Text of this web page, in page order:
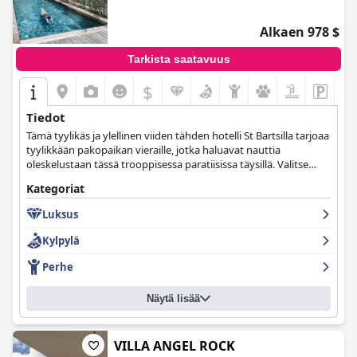
Alkaen 978 $
Tarkista saatavuus
$
Tiedot
Tämä tyylikäs ja ylellinen viiden tähden hotelli St Bartsilla tarjoaa
tyylikkään pakopaikan vieraille, jotka haluavat nauttia
oleskelustaan tässä trooppisessa paratiisissa täysillä. Valitse
kaikista tarjolla olevista ylellisistä mukavuuksista sekä hotellin
lämpimästä vieraanvaraisuudesta ja upeista näköaloista.
Kategoriat
Luksus
Kylpylä
Perhe
Näytä lisää
VILLA ANGEL ROCK